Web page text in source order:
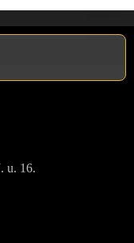
u. 16.